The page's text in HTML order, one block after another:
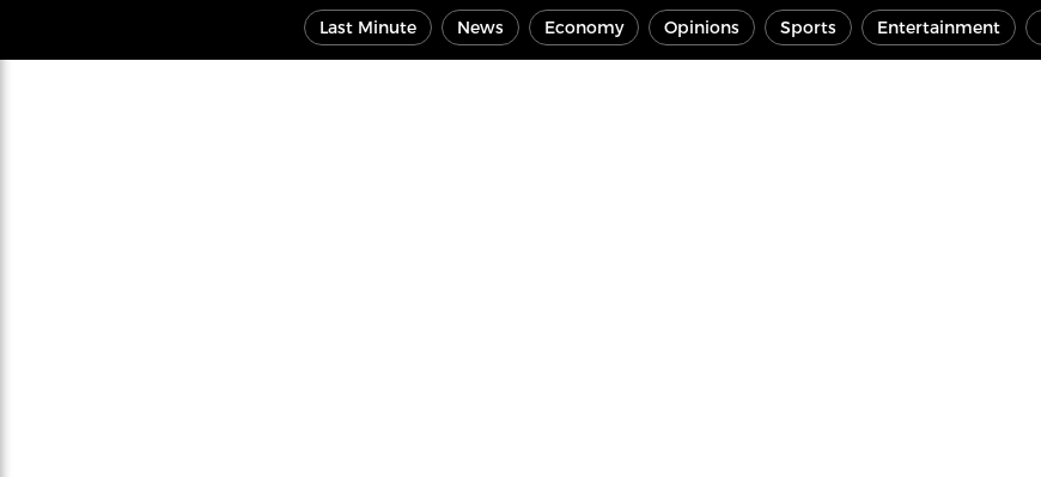
Last Minute News Economy Opinions Sports Entertainment